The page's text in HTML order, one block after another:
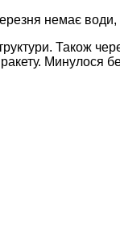
немає
Також
Минулося